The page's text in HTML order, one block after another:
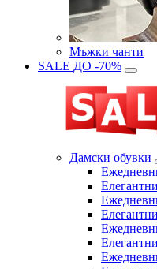
Мъжки чанти
SALE ДО -70%
Дамски обувки